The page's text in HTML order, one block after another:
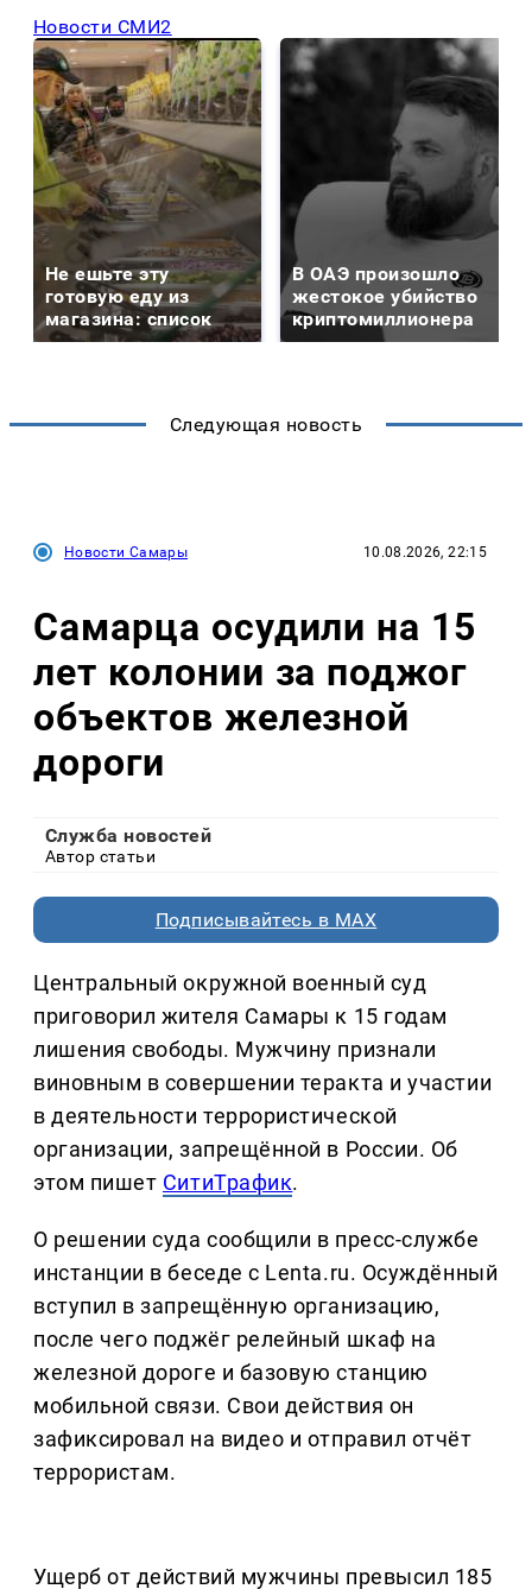
Новости СМИ2
Не ешьте эту
готовую еду из
магазина: список
В ОАЭ произошло
жестокое убийство
криптомиллионера
Следующая новость
Новости Самары 10.08.2026, 22:15
Самарца осудили на 15
лет колонии за поджог
объектов железной
дороги
Служба новостей
Автор статьи
Подписывайтесь в MAX
Центральный окружной военный суд
приговорил жителя Самары к 15 годам
лишения свободы. Мужчину признали
виновным в совершении теракта и участии
в деятельности террористической
организации, запрещённой в России. Об
этом пишет СитиТрафик.
О решении суда сообщили в пресс-службе
инстанции в беседе с Lenta.ru. Осуждённый
вступил в запрещённую организацию,
после чего поджёг релейный шкаф на
железной дороге и базовую станцию
мобильной связи. Свои действия он
зафиксировал на видео и отправил отчёт
террористам.
Ущерб от действий мужчины превысил 185